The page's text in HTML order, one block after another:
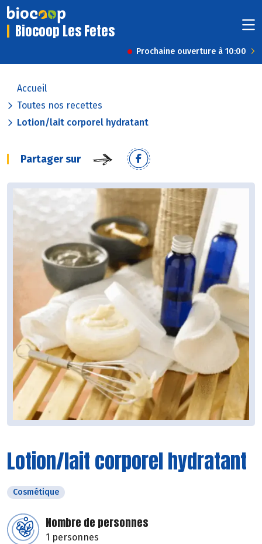
Biocoop Les Fetes
Prochaine ouverture à 10:00
Accueil
Toutes nos recettes
Lotion/lait corporel hydratant
Partager sur
Lotion/lait corporel hydratant
Cosmétique
Nombre de personnes
1 personnes